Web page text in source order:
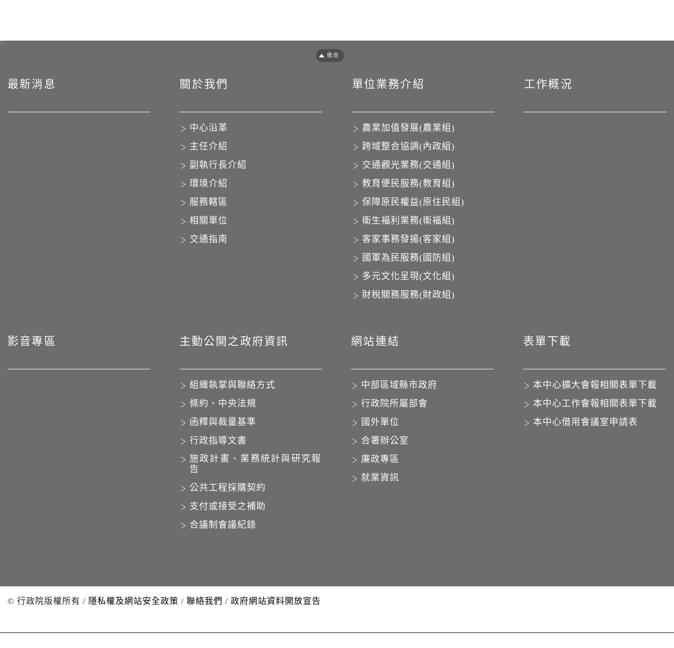
:::
最新消息 關於我們
中心沿革
主任介紹
副執行長介紹
環境介紹
服務轄區
相關單位
交通指南
單位業務介紹
農業加值發展(農業組)
跨域整合協調(內政組)
交通觀光業務(交通組)
教育便民服務(教育組)
保障原民權益(原住民組)
衛生福利業務(衛福組)
客家事務發揚(客家組)
國軍為民服務(國防組)
多元文化呈現(文化組)
財稅關務服務(財政組)
工作概況
影音專區 主動公開之政府資訊
組織執掌與聯絡方式
條約、中央法規
函釋與裁量基準
行政指導文書
施政計畫、業務統計與研究報
告
公共工程採購契約
支付或接受之補助
合議制會議紀錄
網站連結
中部區域縣市政府
行政院所屬部會
國外單位
合署辦公室
廉政專區
就業資訊
表單下載
本中心擴大會報相關表單下載
本中心工作會報相關表單下載
本中心借用會議室申請表
© 行政院版權所有 / 隱私權及網站安全政策 / 聯絡我們 / 政府網站資料開放宣告